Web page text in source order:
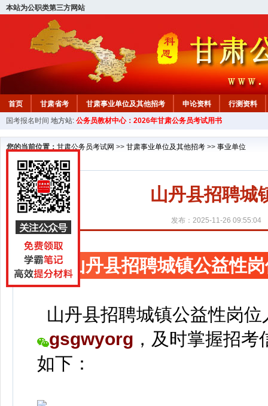
本站为公职类第三方网站
首页 甘肃省考 甘肃事业单位及其他招考 申论资料
行测资料
国考报名时间 地方站: 公务员教材中心：2026年甘肃公务员考试用书
您的当前位置： 甘肃公务员考试网 >> 甘肃事业单位及其他招考 >> 事业单位
山丹县招聘城
发布：2025-11-26 09:55:04
山丹县招聘城镇公益性
山丹县招聘城镇公益性岗位
gsgwyorg ， 及时掌握招考
如下：